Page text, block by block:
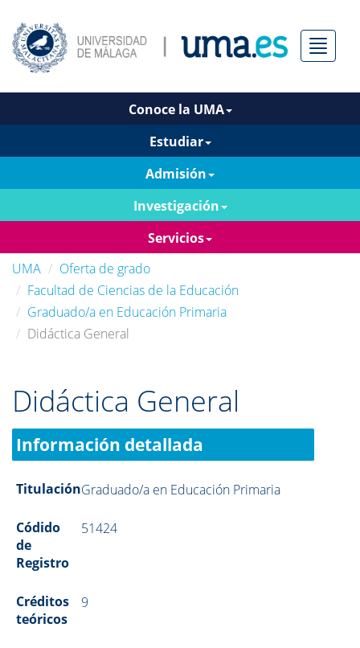
Menú
Conoce la UMA
Estudiar
Admisión
Investigación
Servicios
UMA
Oferta de grado
Facultad de Ciencias de la Educación
Graduado/a en Educación Primaria
Didáctica General
Didáctica General
Información detallada
TitulaciónGraduado/a en Educación Primaria
Códido
de
Registro
51424
Créditos
teóricos
9